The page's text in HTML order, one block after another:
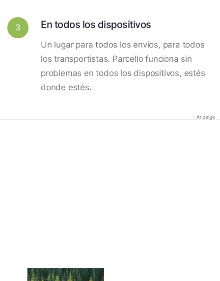
3 En todos los dispositivos
Un lugar para todos los envíos, para todos
los transportistas. Parcello funciona sin
problemas en todos los dispositivos, estés
donde estés.
Anzeige